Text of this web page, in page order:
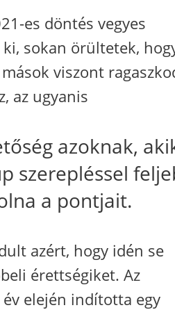
es döntés vegyes
sokan örültetek,
viszont
az ugyanis
azoknak,
szerepléssel
a pontjait.
azért, hogy idén se
érettségiket. Az
elején indította egy